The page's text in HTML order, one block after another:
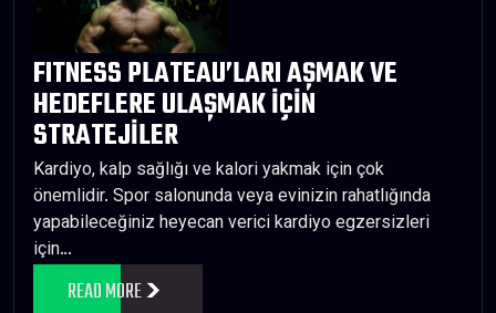
FITNESS PLATEAU’LARI AŞMAK VE
HEDEFLERE ULAŞMAK İÇİN
STRATEJİLER
Kardiyo, kalp sağlığı ve kalori yakmak için çok
önemlidir. Spor salonunda veya evinizin rahatlığında
yapabileceğiniz heyecan verici kardiyo egzersizleri
için…
READ MORE